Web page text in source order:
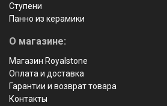
Ступени
Панно из керамики
О магазине:
Магазин Royalstone
Оплата и доставка
Гарантии и возврат товара
Контакты